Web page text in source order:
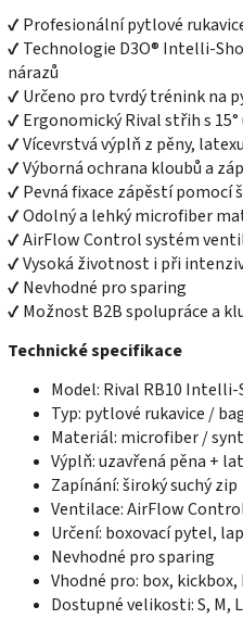
✔ Profesionální pytlové
✔ Technologie D3O® Intelli-
nárazů
✔ Určeno pro tvrdý trénink na
✔ Ergonomický Rival střih s
✔ Vícevrstvá výplň z pěny,
✔ Výborná ochrana kloubů a
✔ Pevná fixace zápěstí pomocí
✔ Odolný a lehký microfiber
✔ AirFlow Control systém
✔ Vysoká životnost i při
✔ Nevhodné pro sparing
✔ Možnost B2B spolupráce a
Technické specifikace
Model: Rival RB10 Intelli-
Typ: pytlové rukavice /
Materiál: microfiber /
Výplň: uzavřená pěna +
Zapínání: široký suchý zip
Ventilace: AirFlow
Určení: boxovací pytel,
Nevhodné pro sparing
Vhodné pro: box, kickbox,
Dostupné velikosti: S, M,